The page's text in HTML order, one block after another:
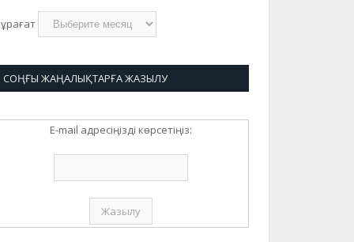
СОҢҒЫ ЖАҢАЛЫҚТАРҒА ЖАЗЫЛУ
E-mail адресіңізді көрсетіңіз: